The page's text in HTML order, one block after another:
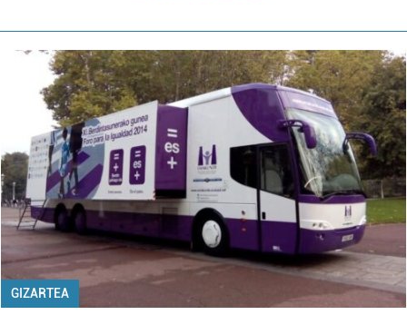
GIZARTEA